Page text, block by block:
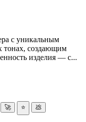
с уникальным
тонах, создающим
изделия — с...
🚀 ⭐ 💩